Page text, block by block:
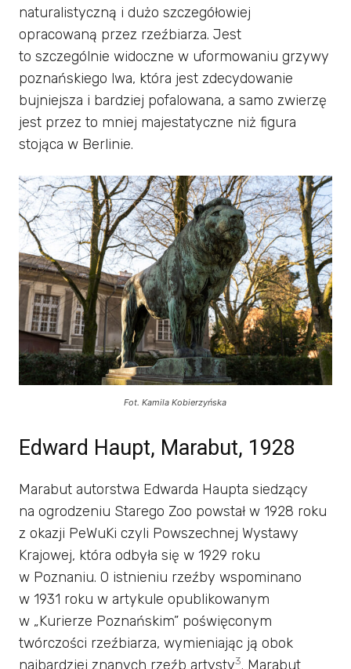
naturalistyczną i dużo szczegółowiej
opracowaną przez rzeźbiarza. Jest
to szczególnie widoczne w uformowaniu grzywy
poznańskiego lwa, która jest zdecydowanie
bujniejsza i bardziej pofalowana, a samo zwierzę
jest przez to mniej majestatyczne niż figura
stojąca w Berlinie.
Fot. Kamila Kobierzyńska
Edward Haupt, Marabut, 1928
Marabut autorstwa Edwarda Haupta siedzący
na ogrodzeniu Starego Zoo powstał w 1928 roku
z okazji PeWuKi czyli Powszechnej Wystawy
Krajowej, która odbyła się w 1929 roku
w Poznaniu. O istnieniu rzeźby wspominano
w 1931 roku w artykule opublikowanym
w „Kurierze Poznańskim” poświęconym
twórczości rzeźbiarza, wymieniając ją obok
najbardziej znanych rzeźb artysty3. Marabut